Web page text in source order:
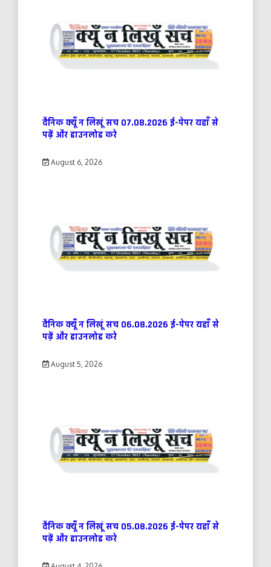
दैनिक क्यूँ न लिखूं सच 07.08.2026 ई-पेपर यहाँ से
पढ़ें और डाउनलोड करे
August 6, 2026
दैनिक क्यूँ न लिखूं सच 06.08.2026 ई-पेपर यहाँ से
पढ़ें और डाउनलोड करे
August 5, 2026
दैनिक क्यूँ न लिखूं सच 05.08.2026 ई-पेपर यहाँ से
पढ़ें और डाउनलोड करे